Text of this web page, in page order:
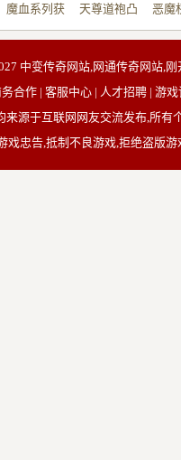
戴…
占…
动…
魔血系列获
取…
天尊道袍凸
显…
恶魔
有…
中变传奇网站,网通传奇网站,
合作 | 客服中心 | 人才招聘 | 游
来源于互联网网友交流发布,所
戏忠告,抵制不良游戏,拒绝盗版